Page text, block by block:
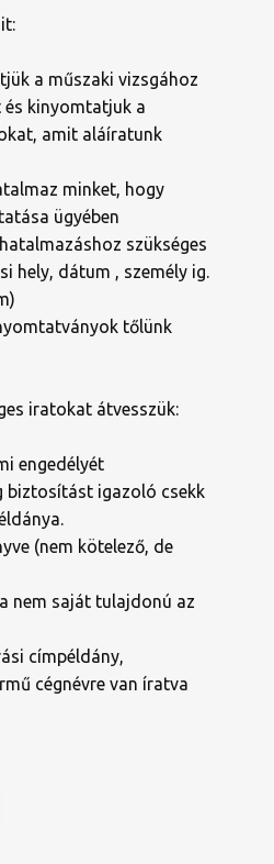
a műszaki vizsgához
és kinyomtatjuk a
amit aláíratunk
minket, hogy
ügyében
szükséges
hely, dátum , személy ig.
tőlünk
iratokat átvesszük:
engedélyét
biztosítást igazoló csekk
(nem kötelező, de
nem saját tulajdonú az
címpéldány,
cégnévre van íratva